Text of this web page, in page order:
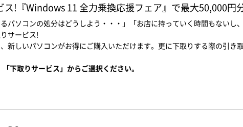
!『Windows 11 全力乗換応援フェア』で最大50,000円
パソコンの処分はどうしよう・・・」「お店に持っていく時間もない
サービス!
新しいパソコンがお得にご購入いただけます。更に下取りする際の引き
下取りサービス」からご選択ください。